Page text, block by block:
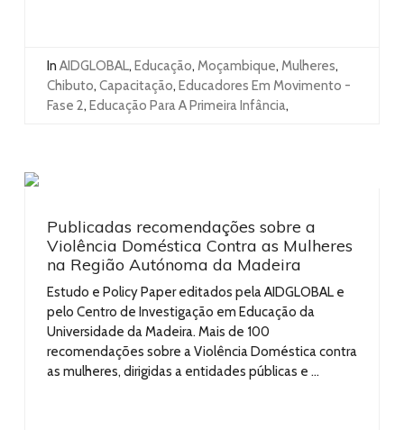
In AIDGLOBAL, Educação, Moçambique, Mulheres,
Chibuto, Capacitação, Educadores Em Movimento -
Fase 2, Educação Para A Primeira Infância,
Publicadas recomendações sobre a
Violência Doméstica Contra as Mulheres
na Região Autónoma da Madeira
Estudo e Policy Paper editados pela AIDGLOBAL e
pelo Centro de Investigação em Educação da
Universidade da Madeira. Mais de 100
recomendações sobre a Violência Doméstica contra
as mulheres, dirigidas a entidades públicas e ...